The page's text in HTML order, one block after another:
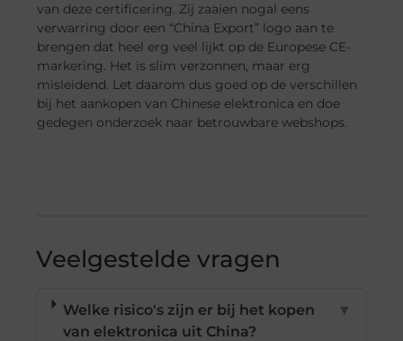
van deze certificering. Zij zaaien nogal eens
verwarring door een “China Export” logo aan te
brengen dat heel erg veel lijkt op de Europese CE-
markering. Het is slim verzonnen, maar erg
misleidend. Let daarom dus goed op de verschillen
bij het aankopen van Chinese elektronica en doe
gedegen onderzoek naar betrouwbare webshops.
Veelgestelde vragen
Welke risico's zijn er bij het kopen
van elektronica uit China?
▼